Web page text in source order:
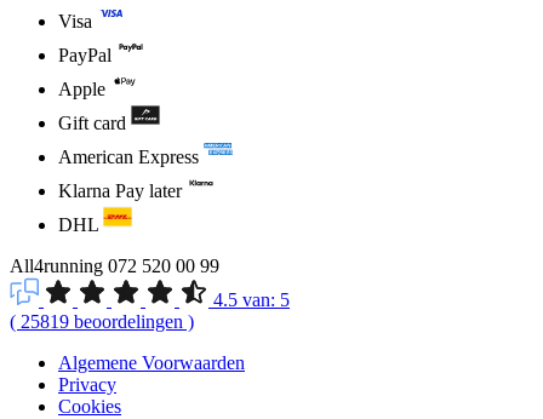
Visa
PayPal
Apple
Gift card
American Express
Klarna Pay later
DHL
All4running 072 520 00 99
4.5 van: 5
( 25819 beoordelingen )
Algemene Voorwaarden
Privacy
Cookies